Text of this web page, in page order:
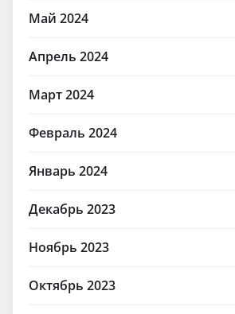
Май 2024
Апрель 2024
Март 2024
Февраль 2024
Январь 2024
Декабрь 2023
Ноябрь 2023
Октябрь 2023